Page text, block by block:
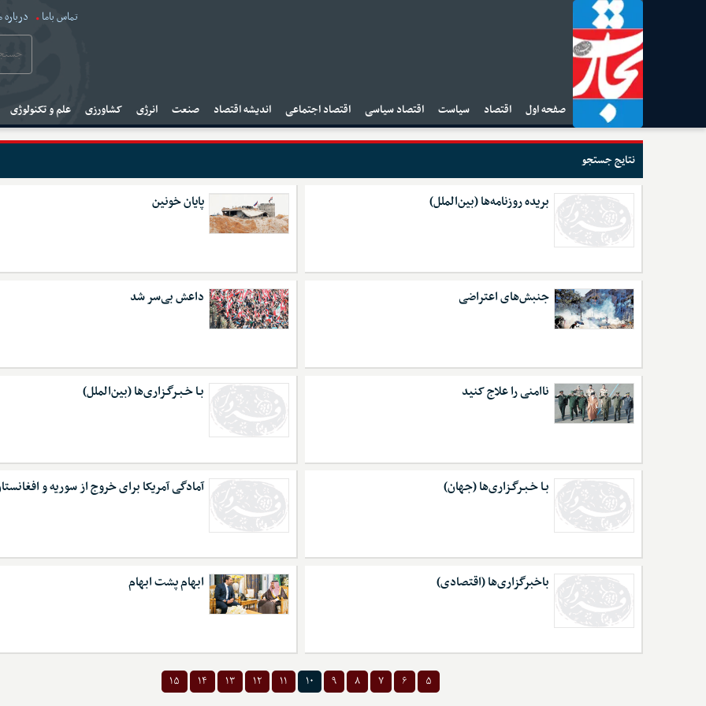
تماس باما درباره
صفحه اول اقتصاد سیاست اقتصاد سیاسی اقتصاد اجتماعی اندیشه اقتصاد صنعت انرژی کشاورزی علم و تکنولوژی
نتایج جستجو
بریده روزنامه‌ها (بین‌الملل) پایان خونین
جنبش‌های اعتراضی داعش بی‌سر شد
ناامنی را علاج کنید بـا خـبـرگـزاری‌ها (بین‌الملل)
بـا خـبـرگـزاری‌ها (جهان) آمادگی آمریکا برای خروج از سوریه و
باخبرگزاری‌ها (اقتصادی) ابهام پشت ابهام
۵ ۶ ۷ ۸ ۹ ۱۰ ۱۱ ۱۲ ۱۳ ۱۴ ۱۵